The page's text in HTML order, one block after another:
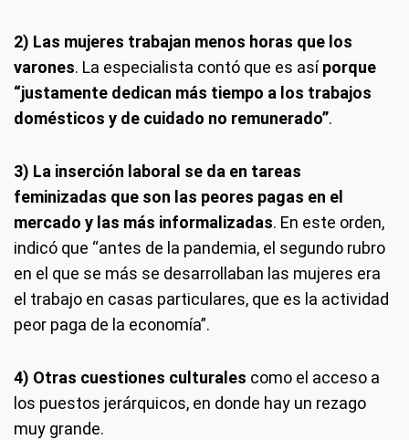
2) Las mujeres trabajan menos horas que los
varones. La especialista contó que es asíporque
“justamente dedican más tiempo a los trabajos
domésticos y de cuidado no remunerado”.
3) La inserción laboral se da en tareas
feminizadas que son las peores pagas en el
mercado y las más informalizadas. En este orden,
indicó que “antes de la pandemia, el segundo rubro
en el que se más se desarrollaban las mujeres era
el trabajo en casas particulares, que es la actividad
peor paga de la economía”.
4) Otras cuestiones culturales como el acceso a
los puestos jerárquicos, en donde hay un rezago
muy grande.